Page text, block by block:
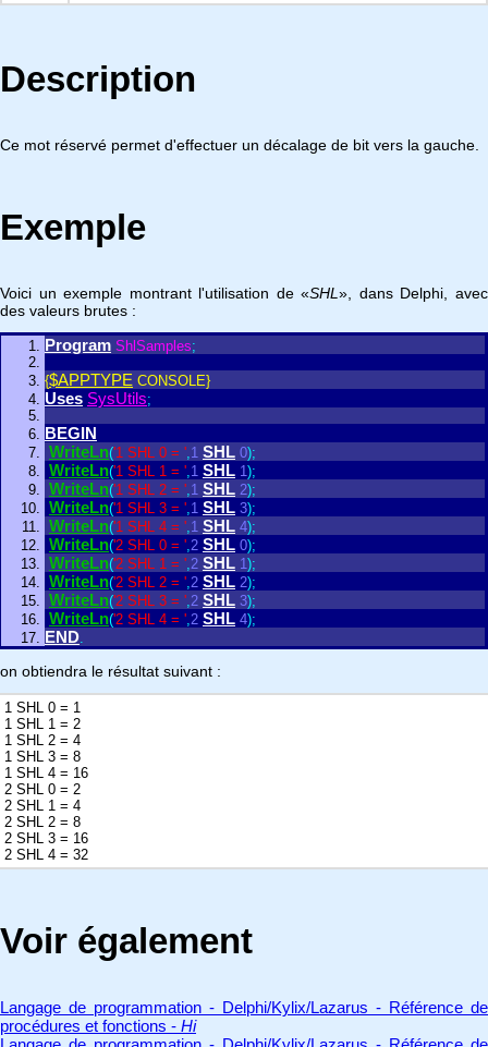
Description
Ce mot réservé permet d'effectuer un décalage de bit vers la gauche.
Exemple
Voici un exemple montrant l'utilisation de «SHL», dans Delphi, avec
des valeurs brutes :
Program ShlSamples;
{$APPTYPE CONSOLE}
Uses SysUtils;
BEGIN
WriteLn('1 SHL 0 = ',1 SHL 0);
WriteLn('1 SHL 1 = ',1 SHL 1);
WriteLn('1 SHL 2 = ',1 SHL 2);
WriteLn('1 SHL 3 = ',1 SHL 3);
WriteLn('1 SHL 4 = ',1 SHL 4);
WriteLn('2 SHL 0 = ',2 SHL 0);
WriteLn('2 SHL 1 = ',2 SHL 1);
WriteLn('2 SHL 2 = ',2 SHL 2);
WriteLn('2 SHL 3 = ',2 SHL 3);
WriteLn('2 SHL 4 = ',2 SHL 4);
END.
on obtiendra le résultat suivant :
1 SHL 0 = 1
1 SHL 1 = 2
1 SHL 2 = 4
1 SHL 3 = 8
1 SHL 4 = 16
2 SHL 0 = 2
2 SHL 1 = 4
2 SHL 2 = 8
2 SHL 3 = 16
2 SHL 4 = 32
Voir également
Langage de programmation - Delphi/Kylix/Lazarus - Référence de
procédures et fonctions - Hi